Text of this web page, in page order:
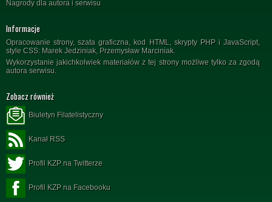
Nagrody dla autora i serwisu
Informacje
Opracowanie strony, szata graficzna, kod HTML, skrypty PHP i JavaScript,
style CSS: Marek Jedziniak, Przemysław Marciniak.
Wykorzystanie jakichkolwiek materiałów z tej strony możliwe tylko za zgodą
autora serwisu.
Zobacz również
Biuletyn Filatelistyczny
Kanał RSS
Profil KZP na Twitterze
Profil KZP na Facebooku